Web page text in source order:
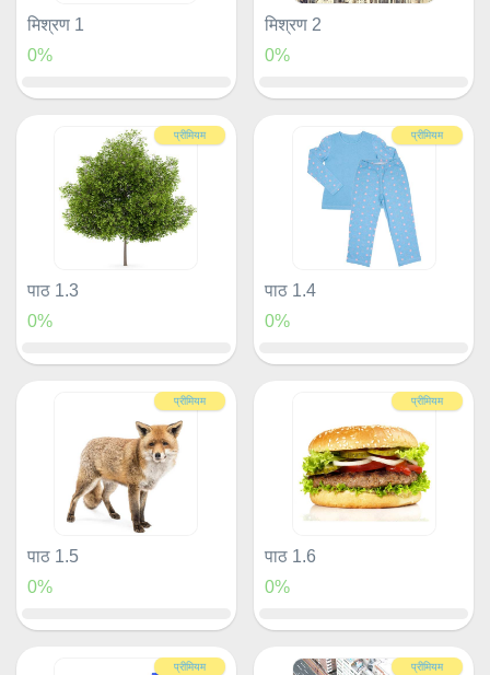
मिश्रण 1
0%
मिश्रण 2
0%
प्रीमियम
पाठ 1.3
0%
प्रीमियम
पाठ 1.4
0%
प्रीमियम
पाठ 1.5
0%
प्रीमियम
पाठ 1.6
0%
प्रीमियम प्रीमियम